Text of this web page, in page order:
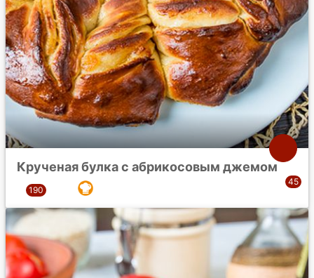
Крученая булка с абрикосовым джемом